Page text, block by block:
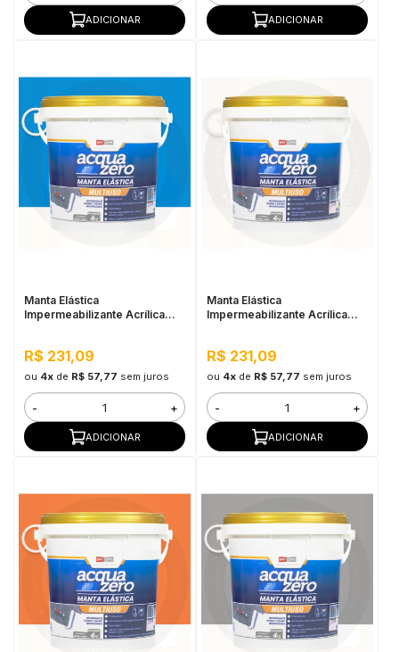
ADICIONAR ADICIONAR
Manta Elástica
Impermeabilizante Acrílica
R$ 231,09
ou 4xde R$ 57,77 sem juros
- +
ADICIONAR
Manta Elástica
Impermeabilizante Acrílica
R$ 231,09
ou 4xde R$ 57,77 sem juros
- +
ADICIONAR